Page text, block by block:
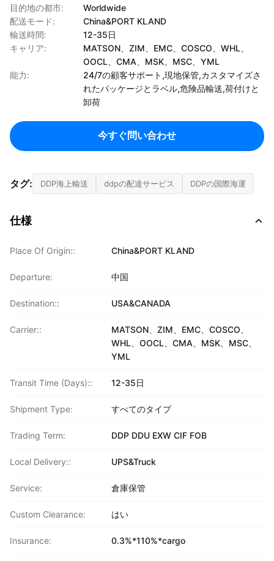
目的地の都市:
Worldwide
配送モード:
China&PORT KLAND
輸送時間:
12-35日
キャリア:
MATSON、ZIM、EMC、COSCO、WHL、
OOCL、CMA、MSK、MSC、YML
能力:
24/7の顧客サポート,現地保管,カスタマイズさ
れたパッケージとラベル,危険品輸送,荷付けと
卸荷
今すぐ問い合わせ
タグ: DDP海上輸送 ddpの配達サービス DDPの国際海運
仕様
Place Of Origin:: China&PORT KLAND
Departure: 中国
Destination:: USA&CANADA
Carrier::
MATSON、ZIM、EMC、COSCO、
WHL、OOCL、CMA、MSK、MSC、
YML
Transit Time (Days):: 12-35日
Shipment Type: すべてのタイプ
Trading Term: DDP DDU EXW CIF FOB
Local Delivery:: UPS&Truck
Service: 倉庫保管
Custom Clearance: はい
Insurance: 0.3%*110%*cargo